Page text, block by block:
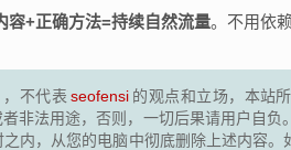
容+正确方法=持续自然流量。不用依
，不代表 seofensi 的观点和立场，本站
非法用途，否则，一切后果请用户自
内，从您的电脑中彻底删除上述内容